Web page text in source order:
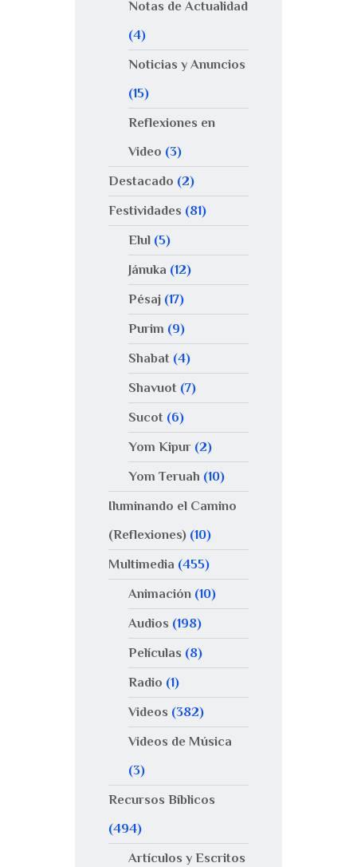
Notas de Actualidad
(4)
Noticias y Anuncios
(15)
Reflexiones en
Video (3)
Destacado (2)
Festividades (81)
Elul(5)
Jánuka (12)
Pésaj(17)
Purim (9)
Shabat(4)
Shavuot(7)
Sucot(6)
Yom Kipur(2)
Yom Teruah (10)
Iluminando el Camino
(Reflexiones) (10)
Multimedia (455)
Animación(10)
Audios (198)
Películas (8)
Radio (1)
Videos (382)
Videos de Música
(3)
Recursos Bíblicos
(494)
Artículos y Escritos